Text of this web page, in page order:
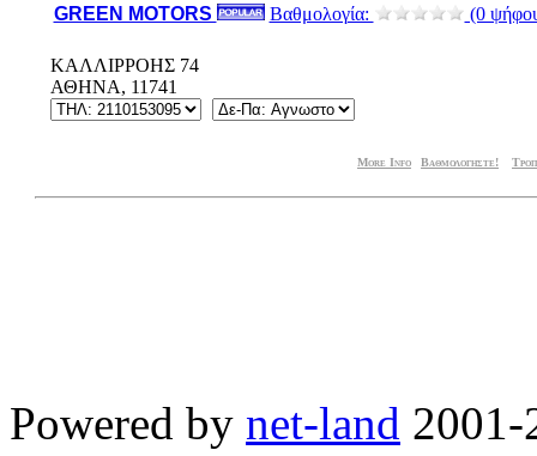
GREEN MOTORS Βαθμολογία: (0
ΚΑΛΛΙΡΡΟΗΣ 74
ΑΘΗΝΑ, 11741
More Info Βαθμολογήστε!
Powered by net-land